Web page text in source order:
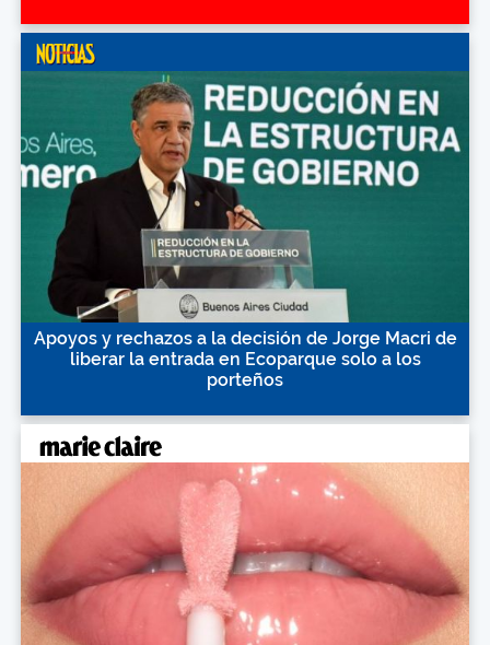
Apoyos y rechazos a la decisión de Jorge Macri de
liberar la entrada en Ecoparque solo a los
porteños